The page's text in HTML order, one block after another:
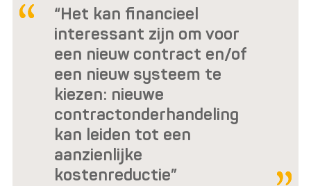
“Het kan financieel
interessant zijn om voor
een nieuw contract en/of
een nieuw systeem te
kiezen: nieuwe
contractonderhandeling
kan leiden tot een
aanzienlijke
kostenreductie”